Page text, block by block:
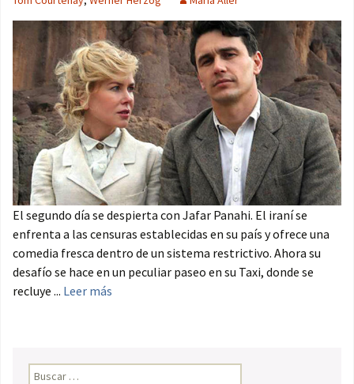
El segundo día se despierta con Jafar Panahi. El iraní se
enfrenta a las censuras establecidas en su país y ofrece una
comedia fresca dentro de un sistema restrictivo. Ahora su
desafío se hace en un peculiar paseo en su Taxi, donde se
recluye ... Leer más
Buscar: